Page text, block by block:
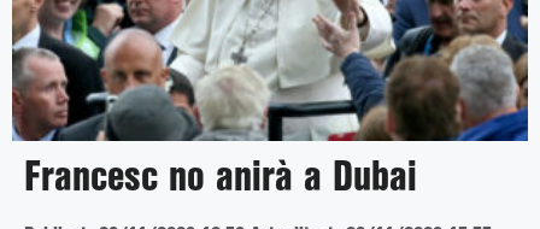
Francesc no anirà a Dubai